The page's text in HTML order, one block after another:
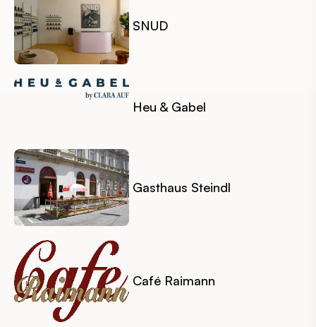
SNUD
Heu & Gabel
Gasthaus Steindl
Café Raimann